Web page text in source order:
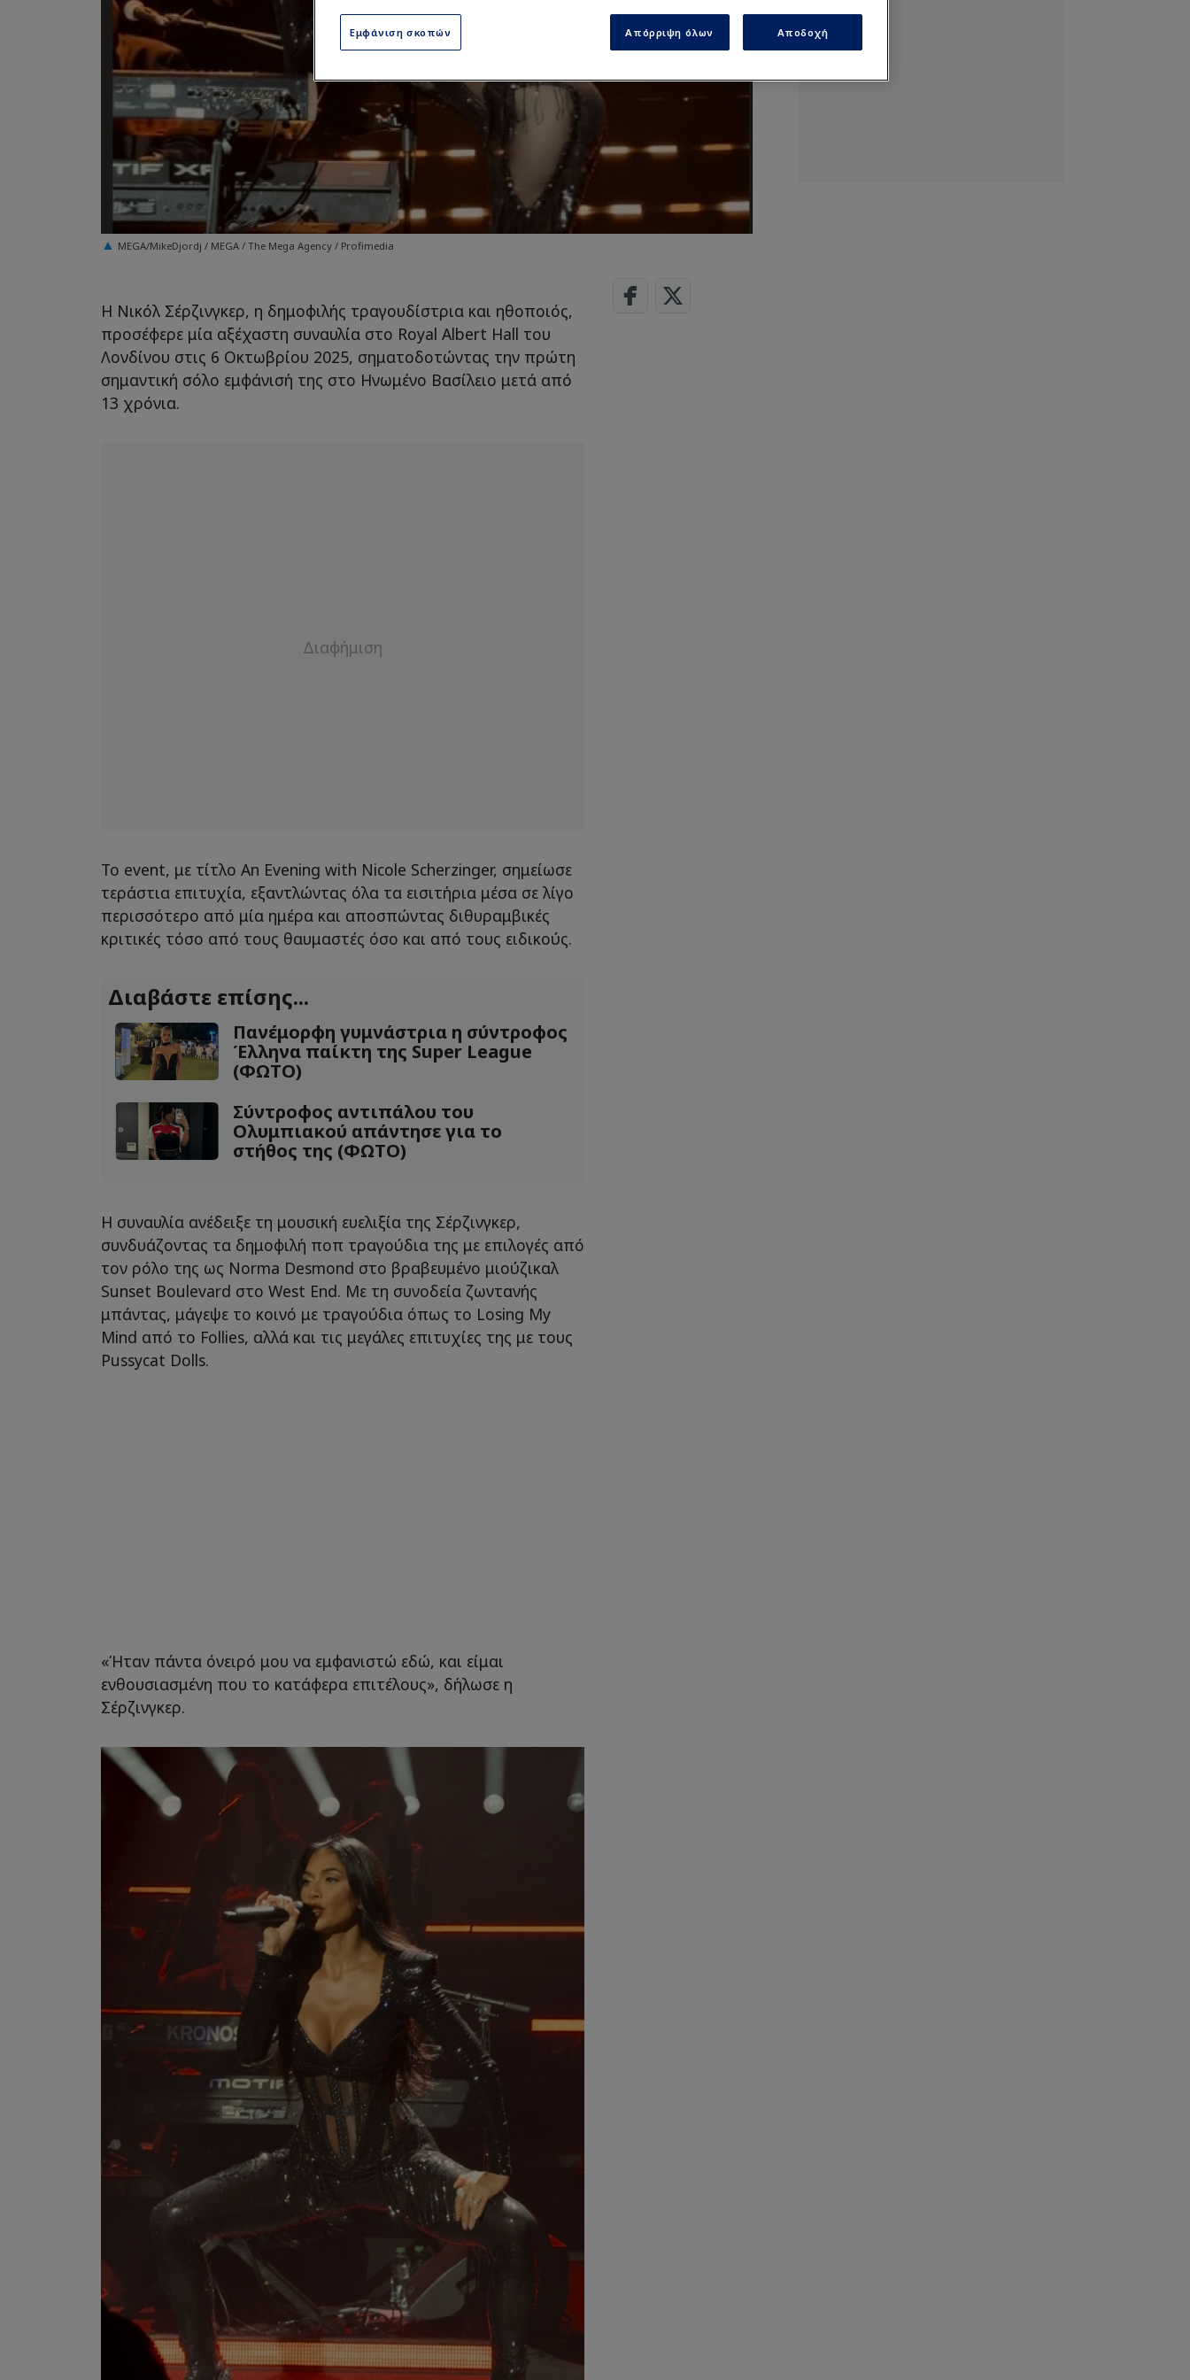
MEGA/MikeDjordj / MEGA / The Mega Agency / Profimedia
Η Νικόλ Σέρζινγκερ, η δημοφιλής τραγουδίστρια και ηθοποιός,
προσέφερε μία αξέχαστη συναυλία στο Royal Albert Hall του
Λονδίνου στις 6 Οκτωβρίου 2025, σηματοδοτώντας την πρώτη
σημαντική σόλο εμφάνισή της στο Ηνωμένο Βασίλειο μετά από
13 χρόνια.
Το event, με τίτλο An Evening with Nicole Scherzinger, σημείωσε
τεράστια επιτυχία, εξαντλώντας όλα τα εισιτήρια μέσα σε λίγο
περισσότερο από μία ημέρα και αποσπώντας διθυραμβικές
κριτικές τόσο από τους θαυμαστές όσο και από τους ειδικούς.
Διαβάστε επίσης...
Πανέμορφη γυμνάστρια η σύντροφος
Έλληνα παίκτη της Super League
(ΦΩΤΟ)
Σύντροφος αντιπάλου του
Ολυμπιακού απάντησε για το
στήθος της (ΦΩΤΟ)
Η συναυλία ανέδειξε τη μουσική ευελιξία της Σέρζινγκερ,
συνδυάζοντας τα δημοφιλή ποπ τραγούδια της με επιλογές από
τον ρόλο της ως Norma Desmond στο βραβευμένο μιούζικαλ
Sunset Boulevard στο West End. Με τη συνοδεία ζωντανής
μπάντας, μάγεψε το κοινό με τραγούδια όπως το Losing My
Mind από το Follies, αλλά και τις μεγάλες επιτυχίες της με τους
Pussycat Dolls.
«Ήταν πάντα όνειρό μου να εμφανιστώ εδώ, και είμαι
ενθουσιασμένη που το κατάφερα επιτέλους», δήλωσε η
Σέρζινγκερ.
Εμφάνιση σκοπών Απόρριψη όλων Αποδοχή